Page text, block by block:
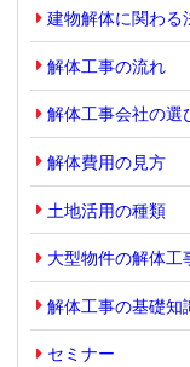
建物解体に関わる
解体工事の流れ
解体工事会社の選
解体費用の見方
土地活用の種類
大型物件の解体工
解体工事の基礎知
セミナー